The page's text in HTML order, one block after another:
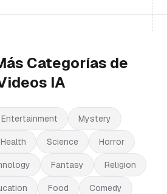
Categorías de
IA
Entertainment Mystery
Health Science Horror
Fantasy Religion
Food Comedy